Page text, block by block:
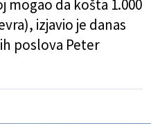
mogao da košta 1.000
izjavio je danas
poslova Peter